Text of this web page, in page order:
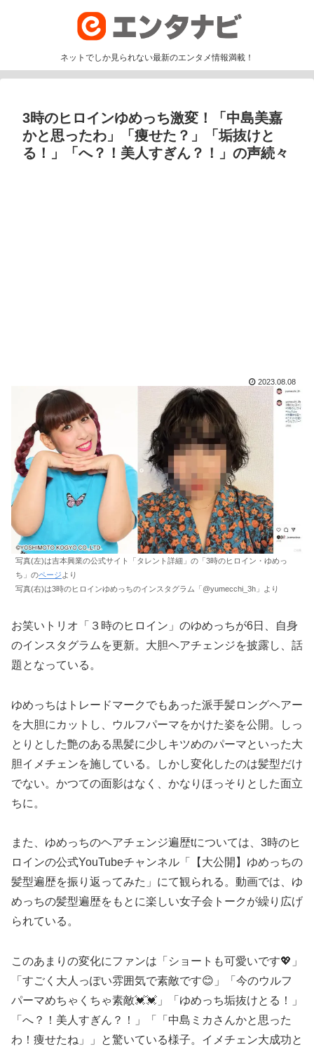
ネットでしか見られない最新のエンタメ情報満載！
3時のヒロインゆめっち激変！「中島美嘉
かと思ったわ」「痩せた？」「垢抜けと
る！」「へ？！美人すぎん？！」の声続々
2023.08.08
写真(左)は吉本興業の公式サイト「タレント詳細」の「3時のヒロイン・ゆめっ
ち」のページ より
写真(右)は3時のヒロインゆめっちのインスタグラム「@yumecchi_3h」より
お笑いトリオ「３時のヒロイン」のゆめっちが6日、自身
のインスタグラムを更新。大胆ヘアチェンジを披露し、話
題となっている。
ゆめっちはトレードマークでもあった派手髪ロングヘアー
を大胆にカットし、ウルフパーマをかけた姿を公開。しっ
とりとした艶のある黒髪に少しキツめのパーマといった大
胆イメチェンを施している。しかし変化したのは髪型だけ
でない。かつての面影はなく、かなりほっそりとした面立
ちに。
また、ゆめっちのヘアチェンジ遍歴tについては、3時のヒ
ロインの公式YouTubeチャンネル「【大公開】ゆめっちの
髪型遍歴を振り返ってみた」にて観られる。動画では、ゆ
めっちの髪型遍歴をもとに楽しい女子会トークが繰り広げ
られている。
このあまりの変化にファンは「ショートも可愛いです💖」
「すごく大人っぽい雰囲気で素敵です😊」「今のウルフ
パーマめちゃくちゃ素敵💓💓」「ゆめっち垢抜けとる！」
「へ？！美人すぎん？！」「「中島ミカさんかと思った
わ！痩せたね」」と驚いている様子。イメチェン大成功と